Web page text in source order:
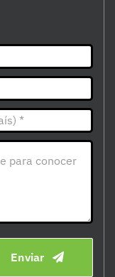
Enviar